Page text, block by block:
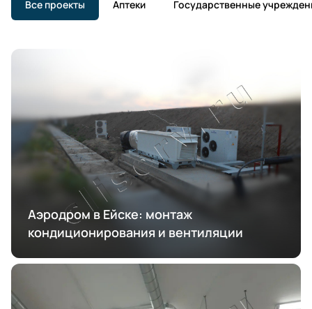
Все проекты Аптеки Государственные
Аэродром в Ейске: монтаж
кондиционирования и вентиляции